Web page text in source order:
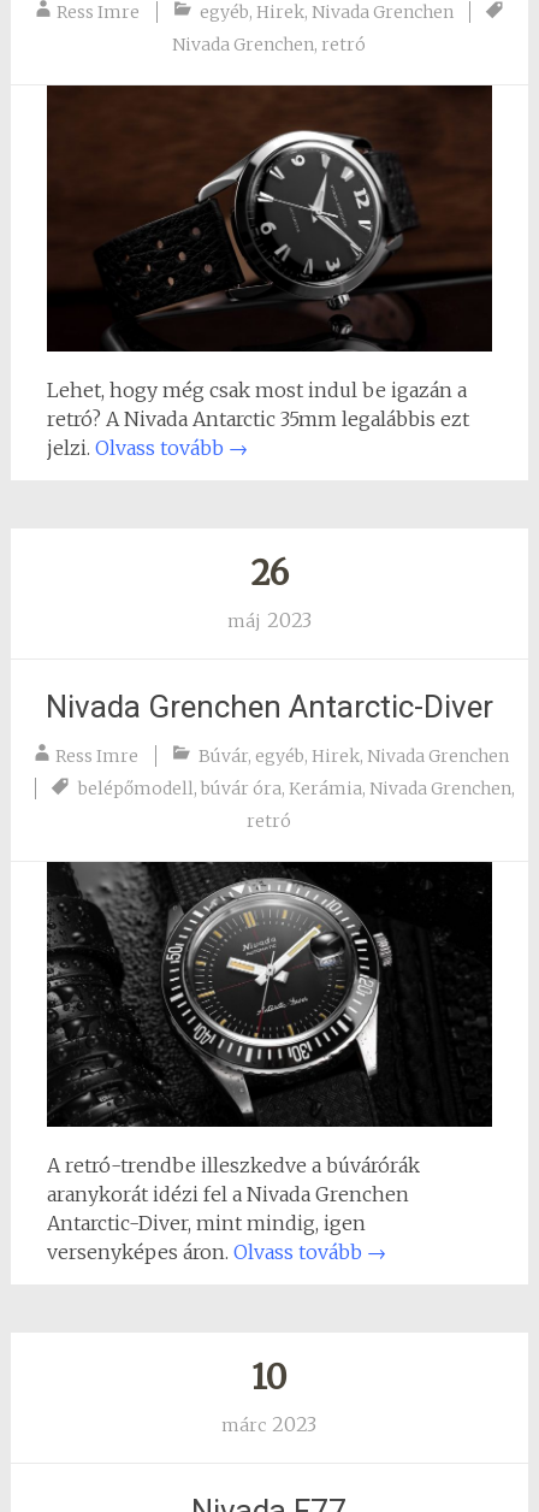
Ress Imre egyéb, Hirek, Nivada Grenchen
Nivada Grenchen,retró
Lehet, hogy még csak most indul be igazán a
retró? A Nivada Antarctic 35mm legalábbis ezt
jelzi. Olvass tovább →
26
máj 2023
Nivada Grenchen Antarctic-Diver
Ress Imre Búvár, egyéb,Hirek, Nivada Grenchen
belépőmodell,búvár óra,Kerámia, Nivada Grenchen,
retró
A retró-trendbe illeszkedve a búvárórák
aranykorát idézi fel a Nivada Grenchen
Antarctic-Diver, mint mindig, igen
versenyképes áron. Olvass tovább →
10
márc 2023